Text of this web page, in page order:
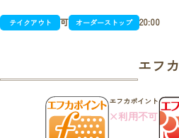
テイクアウト 可 オーダーストップ 20:00
エフカ
エフカポイント
×利用不可